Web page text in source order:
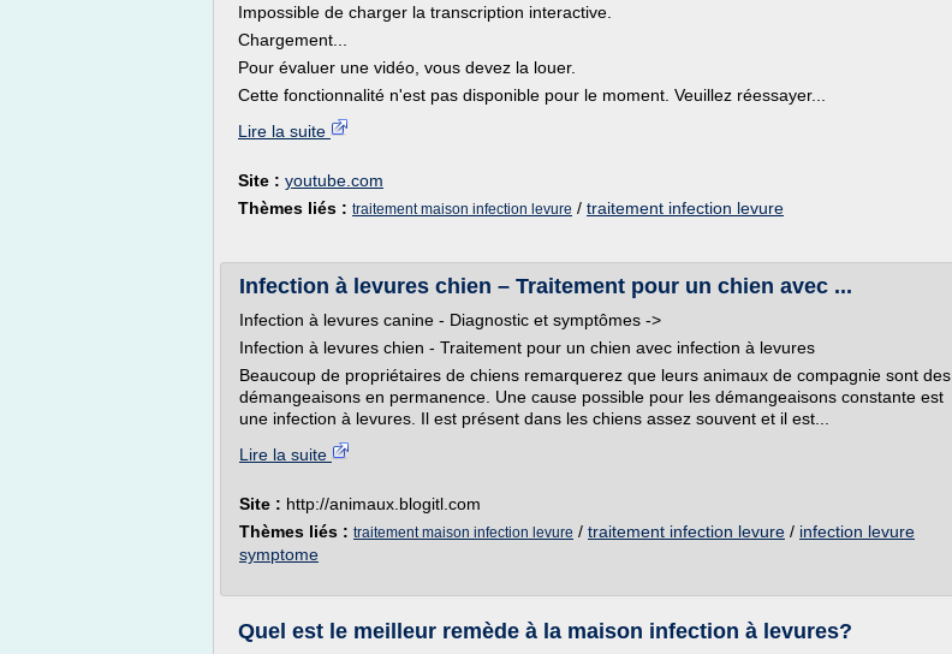
Impossible de charger la transcription interactive.
Chargement...
Pour évaluer une vidéo, vous devez la louer.
Cette fonctionnalité n'est pas disponible pour le moment. Veuillez réessayer...
Lire la suite
Site : youtube.com
Thèmes liés : traitement maison infection levure / traitement infection levure
Infection à levures chien – Traitement pour un chien avec ...
Infection à levures canine - Diagnostic et symptômes ->
Infection à levures chien - Traitement pour un chien avec infection à levures
Beaucoup de propriétaires de chiens remarquerez que leurs animaux de compagnie sont des
démangeaisons en permanence. Une cause possible pour les démangeaisons constante est
une infection à levures. Il est présent dans les chiens assez souvent et il est...
Lire la suite
Site : http://animaux.blogitl.com
Thèmes liés : traitement maison infection levure / traitement infection levure / infection levure
symptome
Quel est le meilleur remède à la maison infection à levures?